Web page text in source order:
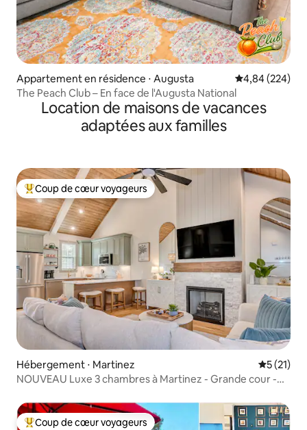
Appartement en résidence ⋅ Augusta Évaluation
4,84 (224)
The Peach Club – En face de l'Augusta National
Location de maisons de vacances
adaptées aux familles
Coups de cœur voyageurs les plus appréciés
Coup de cœur voyageurs
Hébergement ⋅ Martinez
5 (21)
NOUVEAU Luxe 3 chambres à Martinez - Grande cour -
Coup de cœur voyageurs